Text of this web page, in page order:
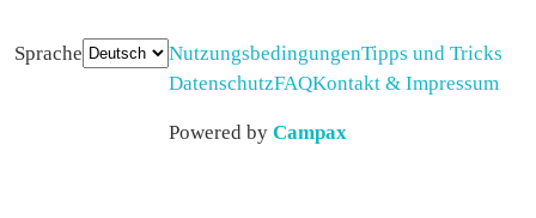
Sprache NutzungsbedingungenTipps und Tricks
DatenschutzFAQKontakt & Impressum
Powered by Campax